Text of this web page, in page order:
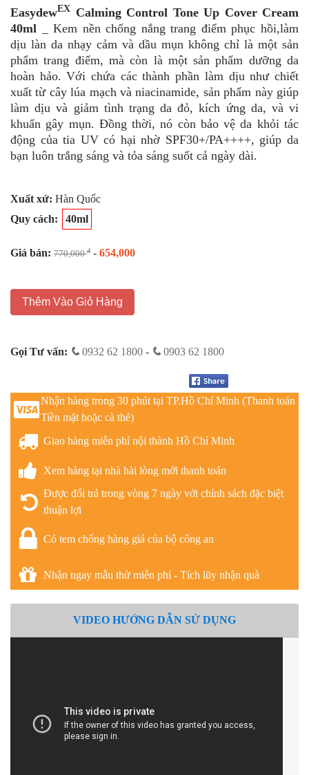
EasydewEX Calming Control Tone Up Cover Cream
40ml _ Kem nền chống nắng trang điểm phục hồi,làm
dịu làn da nhạy cảm và dầu mụn không chỉ là một sản
phẩm trang điểm, mà còn là một sản phẩm dưỡng da
hoàn hảo. Với chứa các thành phần làm dịu như chiết
xuất từ cây lúa mạch và niacinamide, sản phẩm này giúp
làm dịu và giảm tình trạng da đỏ, kích ứng da, và vi
khuẩn gây mụn. Đồng thời, nó còn bảo vệ da khỏi tác
động của tia UV có hại nhờ SPF30+/PA++++, giúp da
bạn luôn trắng sáng và tỏa sáng suốt cả ngày dài.
Xuất xứ: Hàn Quốc
Quy cách:
40ml
Giá bán: 770,000đ - 654,000
Thêm Vào Giỏ Hàng
Gọi Tư vấn: 0932 62 1800 - 0903 62 1800
Nhận hàng trong 30 phút tại TP.Hồ Chí Minh (Thanh toán
Tiền mặt hoặc cà thẻ)
Giao hàng miễn phí nội thành Hồ Chí Minh
Xem hàng tại nhà hài lòng mới thanh toán
Được đổi trả trong vòng 7 ngày với chính sách đặc biệt
thuận lợi
Có tem chống hàng giả của bộ công an
Nhận ngay mẫu thử miễn phí - Tích lũy nhận quà
VIDEO HƯỚNG DẪN SỬ DỤNG